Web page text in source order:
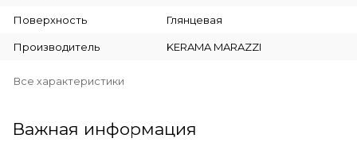
Поверхность Глянцевая
Производитель KERAMA MARAZZI
Все характеристики
Важная информация